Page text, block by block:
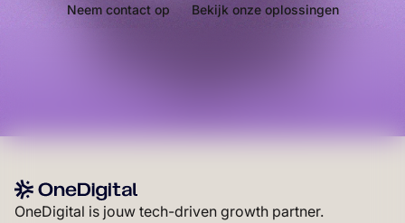
Neem contact op
Bekijk onze oplossingen
OneDigital is jouw tech-driven growth partner.